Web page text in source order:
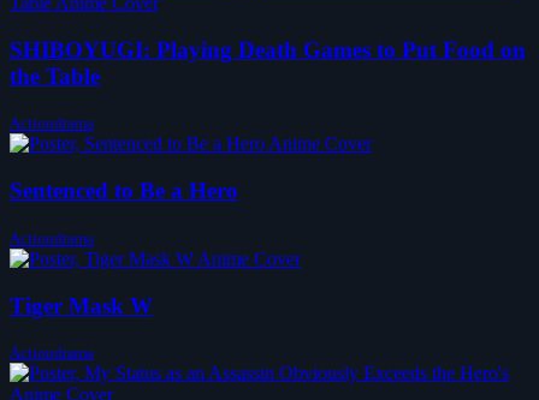
SHIBOYUGI: Playing Death Games to Put Food on
the Table
Actiondrama
Sentenced to Be a Hero
Actiondrama
Tiger Mask W
Actiondrama